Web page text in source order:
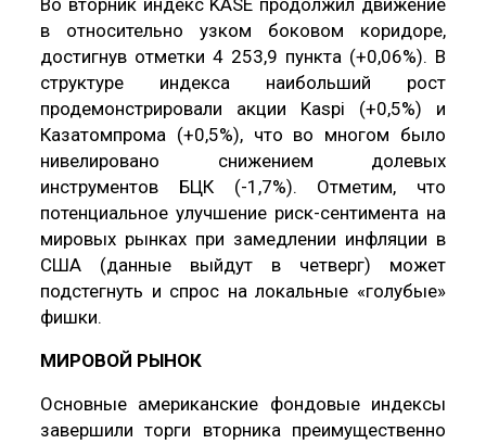
Во вторник индекс KASE продолжил движение
в относительно узком боковом коридоре,
достигнув отметки 4 253,9 пункта (+0,06%). В
структуре индекса наибольший рост
продемонстрировали акции Kaspi (+0,5%) и
Казатомпрома (+0,5%), что во многом было
нивелировано снижением долевых
инструментов БЦК (-1,7%). Отметим, что
потенциальное улучшение риск-сентимента на
мировых рынках при замедлении инфляции в
США (данные выйдут в четверг) может
подстегнуть и спрос на локальные «голубые»
фишки.
МИРОВОЙ РЫНОК
Основные американские фондовые индексы
завершили торги вторника преимущественно